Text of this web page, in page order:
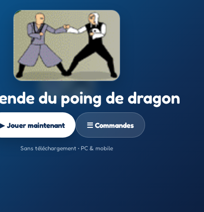
du poing de dragon
Jouer maintenant ☰ Commandes
Sans téléchargement • PC & mobile